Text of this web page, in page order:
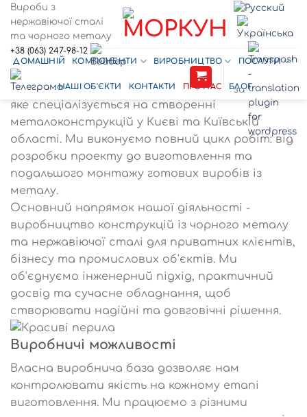
Перейти
до
вмісту
Вироби з
нержавіючої сталі
та чорного металу
+38 (063) 247-98-12
за
ДОМАШНІЙ КОМПОНЕНТИ ВИРОБНИЦТВО ПОСЛУГИ
НАШІ ОБ'ЄКТИ КОНТАКТИ ПРО НАС БЛОГ
Про компанію «Моркун»
Компанія «Моркун» - виробниче підприємство,
яке спеціалізується на створенні
металоконструкцій у Києві та Київській
області. Ми виконуємо повний цикл робіт: від
розробки проекту до виготовлення та
подальшого монтажу готових виробів із
металу.
Основний напрямок нашої діяльності -
виробництво конструкцій із чорного металу
та нержавіючої сталі для приватних клієнтів,
бізнесу та промислових об'єктів. Ми
об'єднуємо інженерний підхід, практичний
досвід та сучасне обладнання, щоб
створювати надійні та довговічні рішення.
Виробничі можливості
Власна виробнича база дозволяє нам
контролювати якість на кожному етапі
виготовлення. Ми працюємо з різними